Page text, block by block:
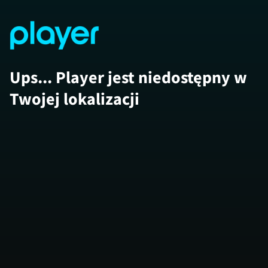
Ups... Player jest niedostępny w
Twojej lokalizacji